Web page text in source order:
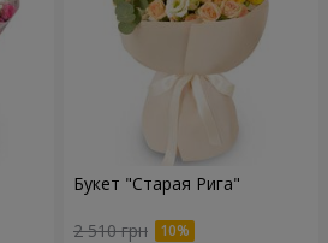
Букет "Старая Рига"
2 510 грн